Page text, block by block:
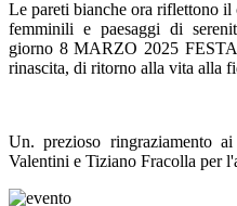
Le pareti bianche ora riflettono
femminili e paesaggi di
giorno 8 MARZO 2025
rinascita, di ritorno alla vita alla
Un. prezioso ringraziamento
Valentini e Tiziano Fracolla per